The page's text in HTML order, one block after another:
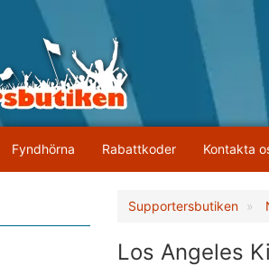
Fyndhörna Rabattkoder Kontakta
Supportersbutiken
Los Angeles